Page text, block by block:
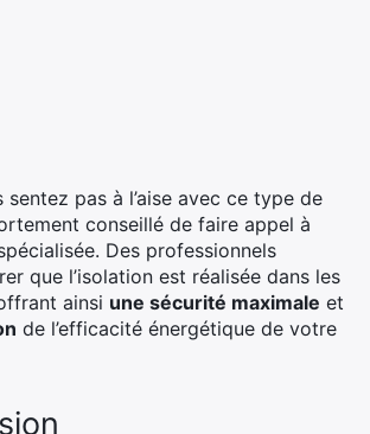
sentez pas à l’aise avec ce type de
conseillé de faire appel à
Des professionnels
que l’isolation est réalisée dans les
ainsi une sécurité maximale et
de l’efficacité énergétique de votre